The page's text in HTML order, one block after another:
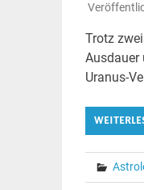
Trotz
Ausdauer
Uranus-